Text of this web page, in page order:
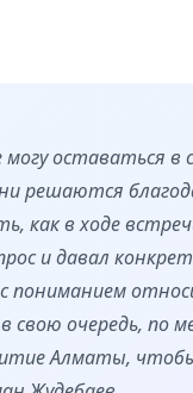
могу оставаться
решаются
как в ходе
и давал
пониманием
свою очередь, по
Алматы,